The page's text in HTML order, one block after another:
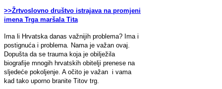
>>Žrtvoslovno društvo istrajava na promjeni
imena Trga maršala Tita
Ima li Hrvatska danas važnijih problema? Ima i
postignuća i problema Nama je važan ovaj.
Dopušta da se trauma koja je obilježila
biografije mnogih hrvatskih obitelji prenese na
sljedeće pokoljenje. A očito je važan i vama
kad tako uporno branite Titov trg.